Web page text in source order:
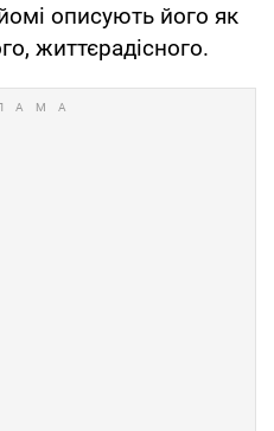
описують його як
життєрадісного.